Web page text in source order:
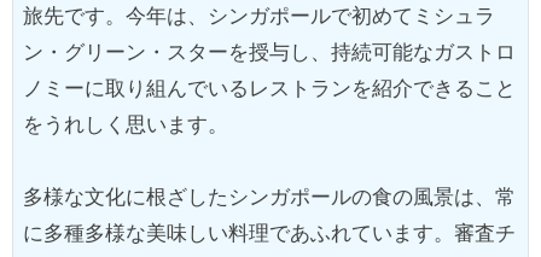
旅先です。今年は、シンガポールで初めてミシュラ
ン・グリーン・スターを授与し、持続可能なガストロ
ノミーに取り組んでいるレストランを紹介できること
をうれしく思います。
多様な文化に根ざしたシンガポールの食の風景は、常
に多種多様な美味しい料理であふれています。審査チ